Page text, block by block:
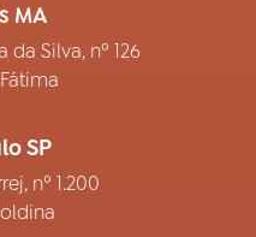
MA
Silva, nº 126
SP
nº 1.200